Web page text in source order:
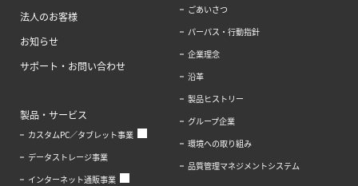
法人のお客様
お知らせ
サポート・お問い合わせ
製品・サービス
カスタムPC／タブレット事業
データストレージ事業
インターネット通販事業
ごあいさつ
パーパス・行動指針
企業理念
沿革
製品ヒストリー
グループ企業
環境への取り組み
品質管理マネジメントシステム